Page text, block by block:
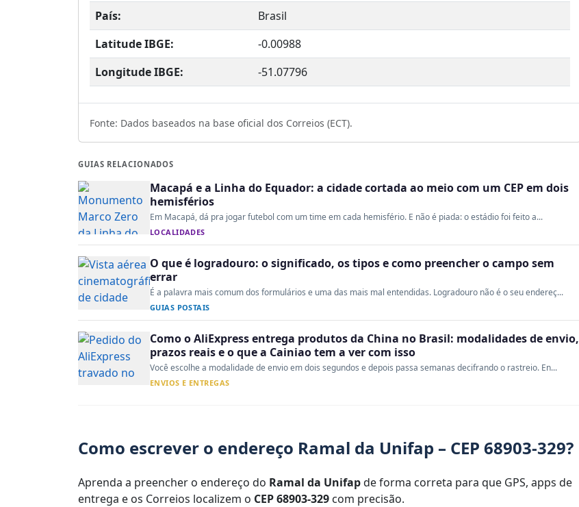
País:
Brasil
Latitude IBGE:
-0.00988
Longitude IBGE:
-51.07796
Fonte: Dados baseados na base oficial dos Correios (ECT).
GUIAS RELACIONADOS
Macapá e a Linha do Equador: a cidade cortada ao meio com um CEP em dois
hemisférios
Em Macapá, dá pra jogar futebol com um time em cada hemisfério. E não é piada: o estádio foi feito a...
LOCALIDADES
O que é logradouro: o significado, os tipos e como preencher o campo sem
errar
É a palavra mais comum dos formulários e uma das mais mal entendidas. Logradouro não é o seu endereç...
GUIAS POSTAIS
Como o AliExpress entrega produtos da China no Brasil: modalidades de envio,
prazos reais e o que a Cainiao tem a ver com isso
Você escolhe a modalidade de envio em dois segundos e depois passa semanas decifrando o rastreio. En...
ENVIOS E ENTREGAS
Como escrever o endereço Ramal da Unifap – CEP 68903-329?
Aprenda a preencher o endereço do Ramal da Unifapde forma correta para que GPS, apps de
entrega e os Correios localizem o CEP 68903-329 com precisão.